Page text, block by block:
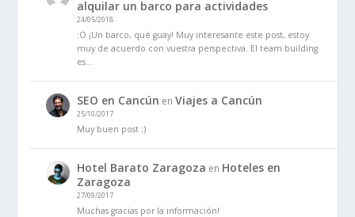
alquilar un barco para actividades
24/05/2018
:O ¡Un barco, qué guay! Muy interesante este post, estoy
muy de acuerdo con vuestra perspectiva. El team building
es…
SEO en Cancún enViajes a Cancún
25/10/2017
Muy buen post ;)
Hotel Barato Zaragoza en Hoteles en
Zaragoza
27/09/2017
Muchas gracias por la información!